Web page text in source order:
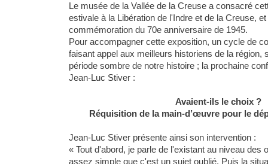
Le musée de la Vallée de la Creuse a consacré
estivale à la Libération de l'Indre et de la Creuse,
commémoration du 70e anniversaire de 1945.
Pour accompagner cette exposition, un cycle de
faisant appel aux meilleurs historiens de la région,
période sombre de notre histoire ; la prochaine
Jean-Luc Stiver :
Avaient-ils le choix ?
Réquisition de la main-d’œuvre pour le
Jean-Luc Stiver présente ainsi son intervention :
« Tout d'abord, je parle de l'existant au niveau des
assez simple que c'est un sujet oublié. Puis la